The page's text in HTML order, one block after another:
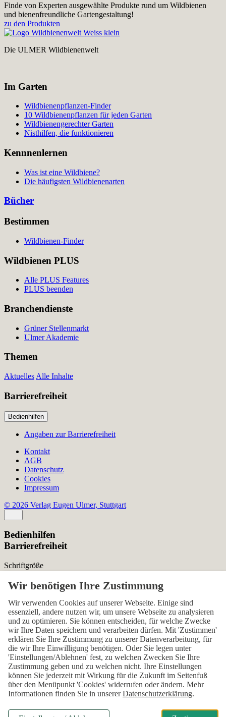
Finde von Experten ausgewählte Produkte rund um Wildbienen
und bienenfreundliche Gartengestaltung!
zu den Produkten
Die ULMER Wildbienenwelt
Im Garten
Wildbienenpflanzen-Finder
10 Wildbienenpflanzen für jeden Garten
Wildbienengerechter Garten
Nisthilfen, die funktionieren
Kennnenlernen
Was ist eine Wildbiene?
Die häufigsten Wildbienenarten
Bücher
Bestimmen
Wildbienen-Finder
Wildbienen PLUS
Alle PLUS Features
PLUS beenden
Branchendienste
Grüner Stellenmarkt
Ulmer Akademie
Themen
Aktuelles Alle Inhalte
Barrierefreiheit
Bedienhilfen
Angaben zur Barrierefreiheit
Kontakt
AGB
Datenschutz
Cookies
Impressum
© 2026 Verlag Eugen Ulmer, Stuttgart
Bedienhilfen
Barrierefreiheit
Schriftgröße
Normal Zurücksetzen
Kontrast
Normal Hoch Normal
Menü sichtbar
Ja Nein Ja
Über den ersten Skip-Link der Seite „Barrierefreiheits-
Einstellungen“ können Sie das Menü jederzeit wieder einblenden.
Einstellungen
Wir verwenden Cookies auf unserer Webseite. Einige sind
essenziell, andere nutzen wir, um unsere Webseite zu analysieren
und zu optimieren. Sie können entscheiden, für welche Zwecke
wir Ihre Daten speichern und verarbeiten dürfen. Mit 'Zustimmen'
erklären Sie Ihre Zustimmung zu unserer Datenverarbeitung, für
die wir Ihre Einwilligung benötigen. Oder Sie legen unter
'Einstellungen/Ablehnen' fest, zu welchen Zwecken Sie Ihre
Zustimmung geben und zu welchen nicht. Ihre Einstellungen
können Sie jederzeit mit Wirkung für die Zukunft im Seitenfuß
über den Menüpunkt 'Cookies' widerrufen oder ändern. Mehr
Informationen finden Sie in unsererDatenschutzerklärung.